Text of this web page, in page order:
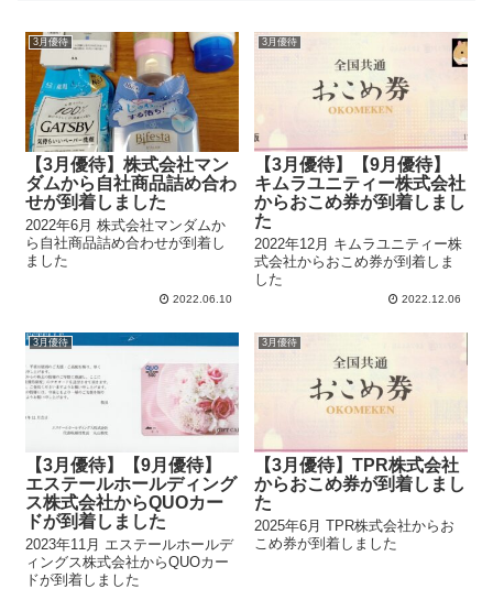
3月優待
【3月優待】株式会社マン
ダムから自社商品詰め合わ
せが到着しました
2022年6月 株式会社マンダムか
ら自社商品詰め合わせが到着し
ました
2022.06.10
3月優待
【3月優待】【9月優待】
キムラユニティー株式会社
からおこめ券が到着しまし
た
2022年12月 キムラユニティー株
式会社からおこめ券が到着しま
した
2022.12.06
3月優待
【3月優待】【9月優待】
エステールホールディング
ス株式会社からQUOカー
ドが到着しました
2023年11月 エステールホールデ
ィングス株式会社からQUOカー
ドが到着しました
3月優待
【3月優待】TPR株式会社
からおこめ券が到着しまし
た
2025年6月 TPR株式会社からお
こめ券が到着しました